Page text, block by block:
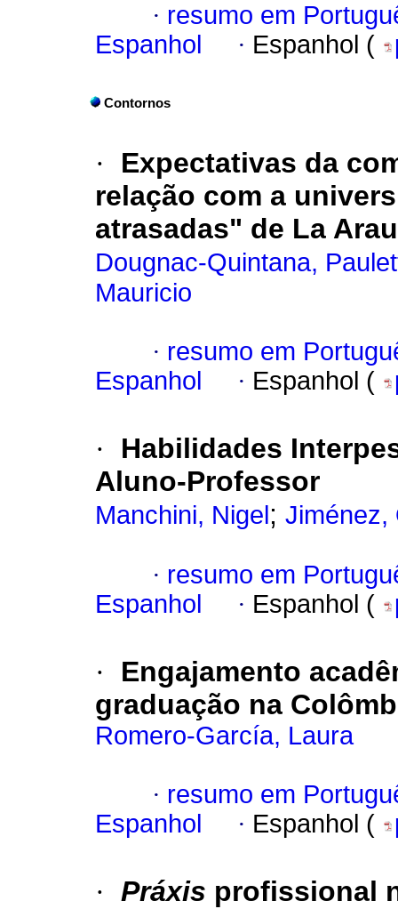
· resumo em
Espanhol
· Espanhol (
Contornos
·
Expectativas da
relação com a
atrasadas" de La
Dougnac-Quintana,
Mauricio
· resumo em
Espanhol
· Espanhol (
·
Habilidades
Aluno-Professor
Manchini, Nigel ; Jiménez,
· resumo em
Espanhol
· Espanhol (
·
Engajamento
graduação na
Romero-García, Laura
· resumo em
Espanhol
· Espanhol (
· Práxis profissional